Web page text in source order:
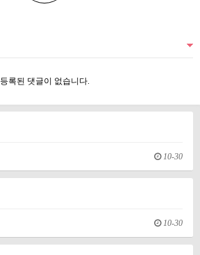
등록된 댓글이 없습니다.
10-30
10-30